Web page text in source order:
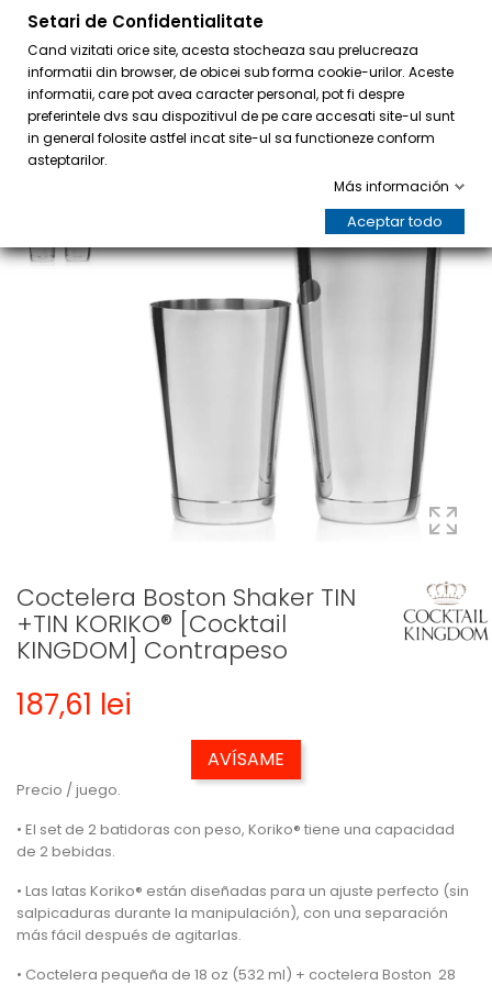
Coctelera Boston Shaker TIN
+TIN KORIKO® [Cocktail
KINGDOM] Contrapeso
187,61 lei
AVÍSAME
Precio / juego.
• El set de 2 batidoras con peso, Koriko® tiene una capacidad
de 2 bebidas.
• Las latas Koriko® están diseñadas para un ajuste perfecto (sin
salpicaduras durante la manipulación), con una separación
más fácil después de agitarlas.
• Coctelera pequeña de 18 oz (532 ml) + coctelera Boston 28
Setari de Confidentialitate
Cand vizitati orice site, acesta stocheaza sau prelucreaza
informatii din browser, de obicei sub forma cookie-urilor. Aceste
informatii, care pot avea caracter personal, pot fi despre
preferintele dvs sau dispozitivul de pe care accesati site-ul sunt
in general folosite astfel incat site-ul sa functioneze conform
asteptarilor.
Más información
Aceptar todo